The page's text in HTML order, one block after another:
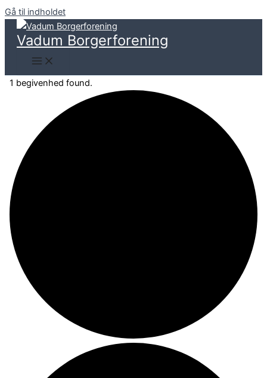
Gå til indholdet
Vadum Borgerforening
1 begivenhed found.